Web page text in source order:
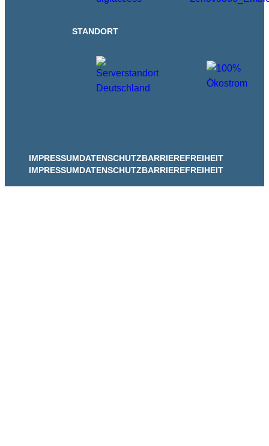
STANDORT
IMPRESSUMDATENSCHUTZBARRIEREFREIHEIT
IMPRESSUMDATENSCHUTZBARRIEREFREIHEIT